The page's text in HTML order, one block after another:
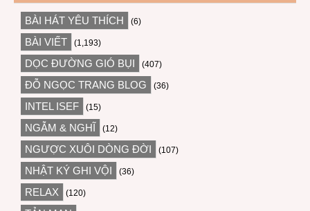
BÀI HÁT YÊU THÍCH (6)
BÀI VIẾT (1,193)
DỌC ĐƯỜNG GIÓ BỤI (407)
ĐỖ NGỌC TRANG BLOG (36)
INTEL ISEF (15)
NGẪM & NGHĨ (12)
NGƯỢC XUÔI DÒNG ĐỜI (107)
NHẬT KÝ GHI VỘI (36)
RELAX (120)